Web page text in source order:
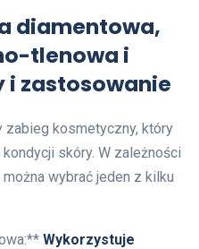
diamentowa,
tlenowa i
i zastosowanie
zabieg kosmetyczny, który
skóry. W zależności
wybrać jeden z kilku
Wykorzystuje